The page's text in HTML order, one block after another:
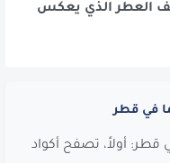
العطر الذي يعكس
في قطر
أولاً، تصفح أكواد